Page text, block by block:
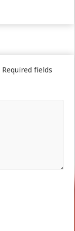
Required fields